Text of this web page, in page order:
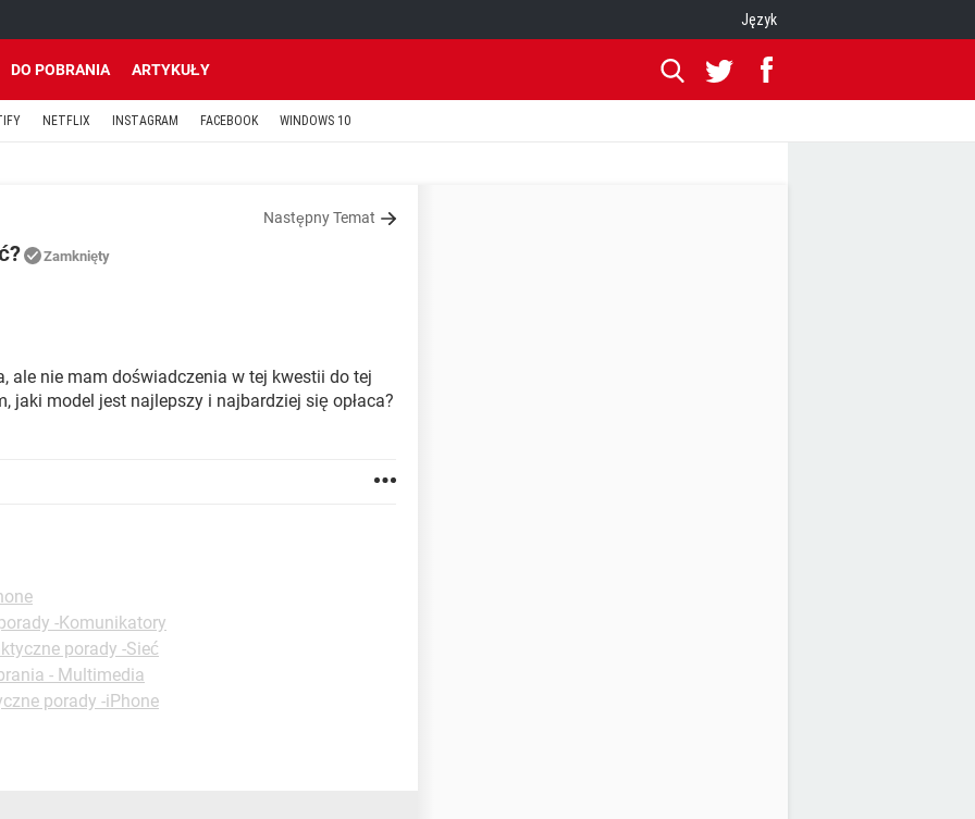
Język
DO POBRANIA ARTYKUŁY
NETFLIX INSTAGRAM FACEBOOK WINDOWS 10
Następny Temat
Zamknięty
ale nie mam doświadczenia w tej kwestii do tej
jaki model jest najlepszy i najbardziej się opłaca?
-Komunikatory
porady -Sieć
- Multimedia
porady -iPhone